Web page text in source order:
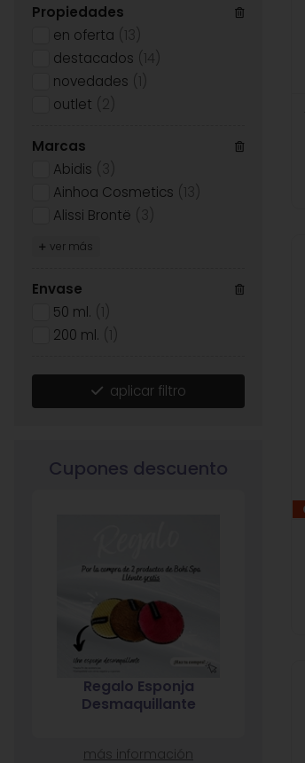
Propiedades
en oferta (13)
destacados (14)
novedades (1)
outlet (2)
Marcas
Abidis (3)
Ainhoa Cosmetics (13)
Alissi Brontë (3)
ver más
Envase
50 ml. (1)
200 ml. (1)
aplicar filtro
Cupones descuento
5% descuento en
compras superiores a
20€
más información